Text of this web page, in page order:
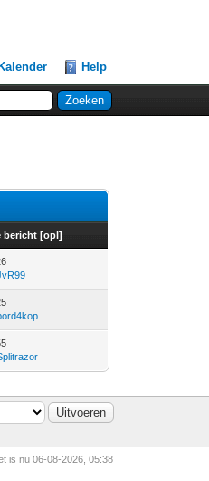
Kalender Help
bericht [opl]
is nu 06-08-2026, 05:38